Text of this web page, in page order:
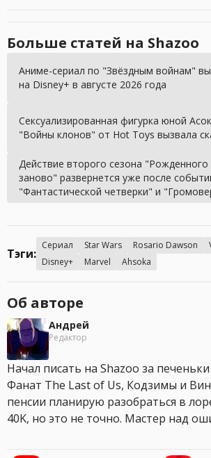
Больше статей на Shazoo
Аниме-сериал по "Звёздным войнам"
на Disney+ в августе 2026 года
Cексуализированная фигурка юной
"Войны клонов" от Hot Toys вызвала
Действие второго сезона "Рожденного
заново" развернется уже после
"Фантастической четверки" и
Тэги:
Сериал Star Wars Rosario Dawson
Disney+
Marvel Ahsoka
Об авторе
Андрей
Редактор
Начал писать на Shazoo за печеньки
Фанат The Last of Us, Кодзимы и
пенсии планирую разобраться в
40K, но это не точно. Мастер над